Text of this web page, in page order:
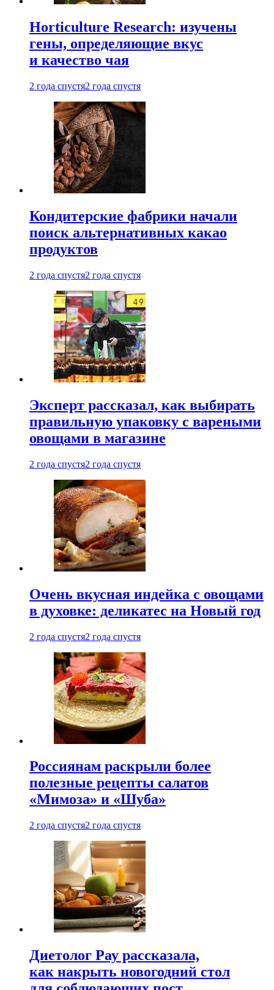
Horticulture Research: изучены
гены, определяющие вкус
и качество чая
2 года спустя2 года спустя
Кондитерские фабрики начали
поиск альтернативных какао
продуктов
2 года спустя2 года спустя
Эксперт рассказал, как выбирать
правильную упаковку с вареными
овощами в магазине
2 года спустя2 года спустя
Очень вкусная индейка с овощами
в духовке: деликатес на Новый год
2 года спустя2 года спустя
Россиянам раскрыли более
полезные рецепты салатов
«Мимоза» и «Шуба»
2 года спустя2 года спустя
Диетолог Рау рассказала,
как накрыть новогодний стол